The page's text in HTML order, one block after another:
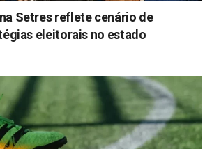
Setres reflete cenário de
eleitorais no estado